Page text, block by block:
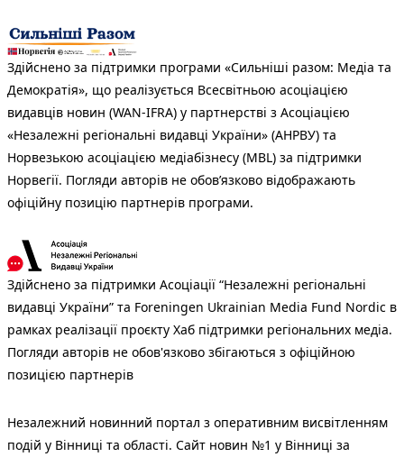
Здійснено за підтримки програми «Сильніші разом: Медіа та
Демократія», що реалізується Всесвітньою асоціацією
видавців новин (WAN-IFRA) у партнерстві з Асоціацією
«Незалежні регіональні видавці України» (АНРВУ) та
Норвезькою асоціацією медіабізнесу (MBL) за підтримки
Норвегії. Погляди авторів не обов’язково відображають
офіційну позицію партнерів програми.
Здійснено за підтримки Асоціації “Незалежні регіональні
видавці України” та Foreningen Ukrainian Media Fund Nordic в
рамках реалізації проєкту Хаб підтримки регіональних медіа.
Погляди авторів не обов'язково збігаються з офіційною
позицією партнерів
Незалежний новинний портал з оперативним висвітленням
подій у Вінниці та області. Сайт новин №1 у Вінниці за